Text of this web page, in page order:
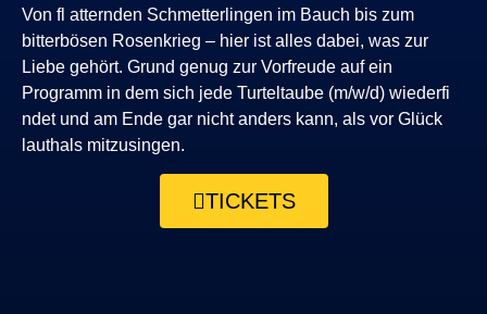
Von fl atternden Schmetterlingen im Bauch bis zum
bitterbösen Rosenkrieg – hier ist alles dabei, was zur
Liebe gehört. Grund genug zur Vorfreude auf ein
Programm in dem sich jede Turteltaube (m/w/d) wiederfi
ndet und am Ende gar nicht anders kann, als vor Glück
lauthals mitzusingen.
TICKETS